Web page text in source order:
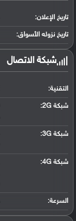
تاريخ الإعلان:
تاريخ نزوله الأسواق:
شبكة الاتصال
التقنية:
شبكة 2G:
شبكة 3G :
شبكة 4G :
السرعة: